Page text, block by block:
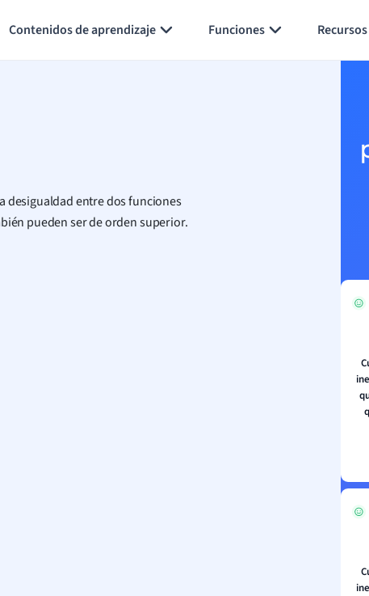
Contenidos de aprendizaje Funciones Recursos
desigualdad entre dos funciones
pueden ser de orden superior.